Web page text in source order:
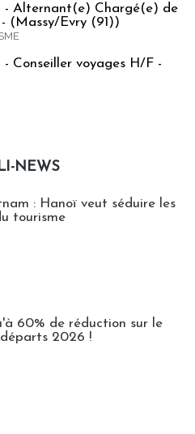
- Alternant(e) Chargé(e) de
(Massy/Evry (91))
Conseiller voyages H/F -
NEWS
: Hanoï veut séduire les
tourisme
60% de réduction sur le
2026 !